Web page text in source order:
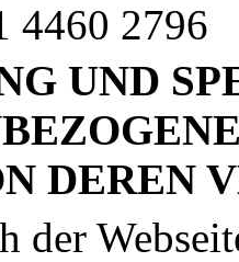
4460 2796
UND
DEREN
der